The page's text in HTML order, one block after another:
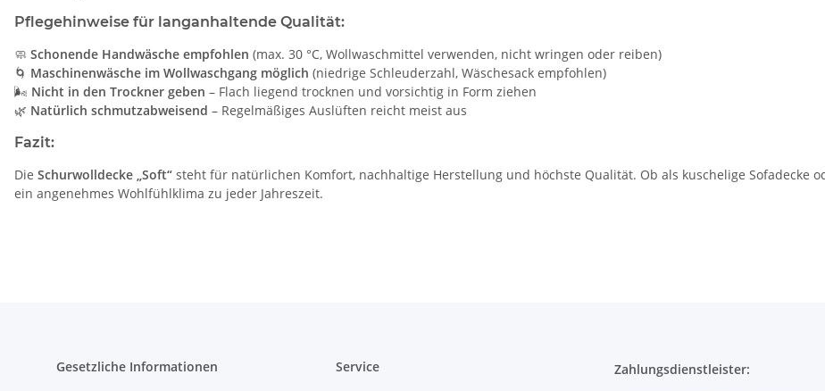
Pflegehinweise für langanhaltende Qualität:
🧼 Schonende Handwäsche empfohlen (max. 30 °C, Wollwaschmittel verwenden, nicht wringen oder reiben)
🌀 Maschinenwäsche im Wollwaschgang möglich (niedrige Schleuderzahl, Wäschesack empfohlen)
🌬 Nicht in den Trockner geben – Flach liegend trocknen und vorsichtig in Form ziehen
🌿 Natürlich schmutzabweisend – Regelmäßiges Auslüften reicht meist aus
Fazit:
Die Schurwolldecke „Soft“ steht für natürlichen Komfort, nachhaltige Herstellung und höchste Qualität. Ob als kuschelige Sofadecke
ein angenehmes Wohlfühlklima zu jeder Jahreszeit.
Gesetzliche Informationen Service Zahlungsdienstleister: